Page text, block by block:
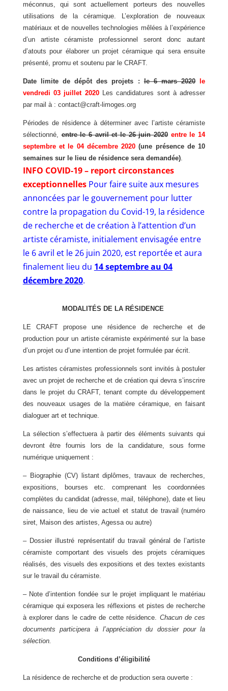
méconnus, qui sont actuellement porteurs des nouvelles
utilisations de la céramique. L’exploration de nouveaux
matériaux et de nouvelles technologies mêlées à l’expérience
d’un artiste céramiste professionnel seront donc autant
d’atouts pour élaborer un projet céramique qui sera ensuite
présenté, promu et soutenu par le CRAFT.
Date limite de dépôt des projets :le 6 mars 2020
le
vendredi 03 juillet 2020 Les candidatures sont à adresser
par mail à : contact@craft-limoges.org
Périodes de résidence à déterminer avec l’artiste céramiste
sélectionné,entre le 6 avril et le 26 juin 2020 entre le 14
septembre et le 04 décembre 2020 (une présence de 10
semaines sur le lieu de résidence sera demandée).
INFO COVID-19 – report circonstances
exceptionnelles Pour faire suite aux mesures
annoncées par le gouvernement pour lutter
contre la propagation du Covid-19, la résidence
de recherche et de création à l’attention d’un
artiste céramiste, initialement envisagée entre
le 6 avril et le 26 juin 2020, est reportée et aura
finalement lieu du 14 septembre au 04
décembre 2020.
MODALITÉS DE LA RÉSIDENCE
LE CRAFT propose une résidence de recherche et de
production pour un artiste céramiste expérimenté sur la base
d’un projet ou d’une intention de projet formulée par écrit.
Les artistes céramistes professionnels sont invités à postuler
avec un projet de recherche et de création qui devra s’inscrire
dans le projet du CRAFT, tenant compte du développement
des nouveaux usages de la matière céramique, en faisant
dialoguer art et technique.
La sélection s’effectuera à partir des éléments suivants qui
devront être fournis lors de la candidature, sous forme
numérique uniquement :
– Biographie (CV) listant diplômes, travaux de recherches,
expositions, bourses etc. comprenant les coordonnées
complètes du candidat (adresse, mail, téléphone), date et lieu
de naissance, lieu de vie actuel et statut de travail (numéro
siret, Maison des artistes, Agessa ou autre)
– Dossier illustré représentatif du travail général de l’artiste
céramiste comportant des visuels des projets céramiques
réalisés, des visuels des expositions et des textes existants
sur le travail du céramiste.
– Note d’intention fondée sur le projet impliquant le matériau
céramique qui exposera les réflexions et pistes de recherche
à explorer dans le cadre de cette résidence. Chacun de ces
documents participera à l’appréciation du dossier pour la
sélection.
Conditions d’éligibilité
La résidence de recherche et de production sera ouverte :